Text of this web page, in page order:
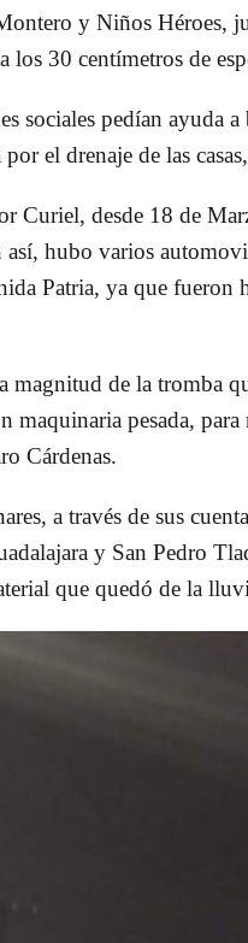
y Niños Héroes,
los 30 centímetros de
sociales pedían ayuda
el drenaje de las casas
Curiel, desde 18 de
así, hubo varios
Patria, ya que fueron
magnitud de la tromba
maquinaria pesada,
Cárdenas.
a través de sus
y San Pedro
que quedó de la